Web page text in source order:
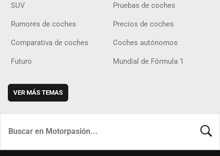
SUV Pruebas de coches
Rumores de coches Precios de coches
Comparativa de coches Coches autónomos
Futuro Mundial de Fórmula 1
VER MÁS TEMAS